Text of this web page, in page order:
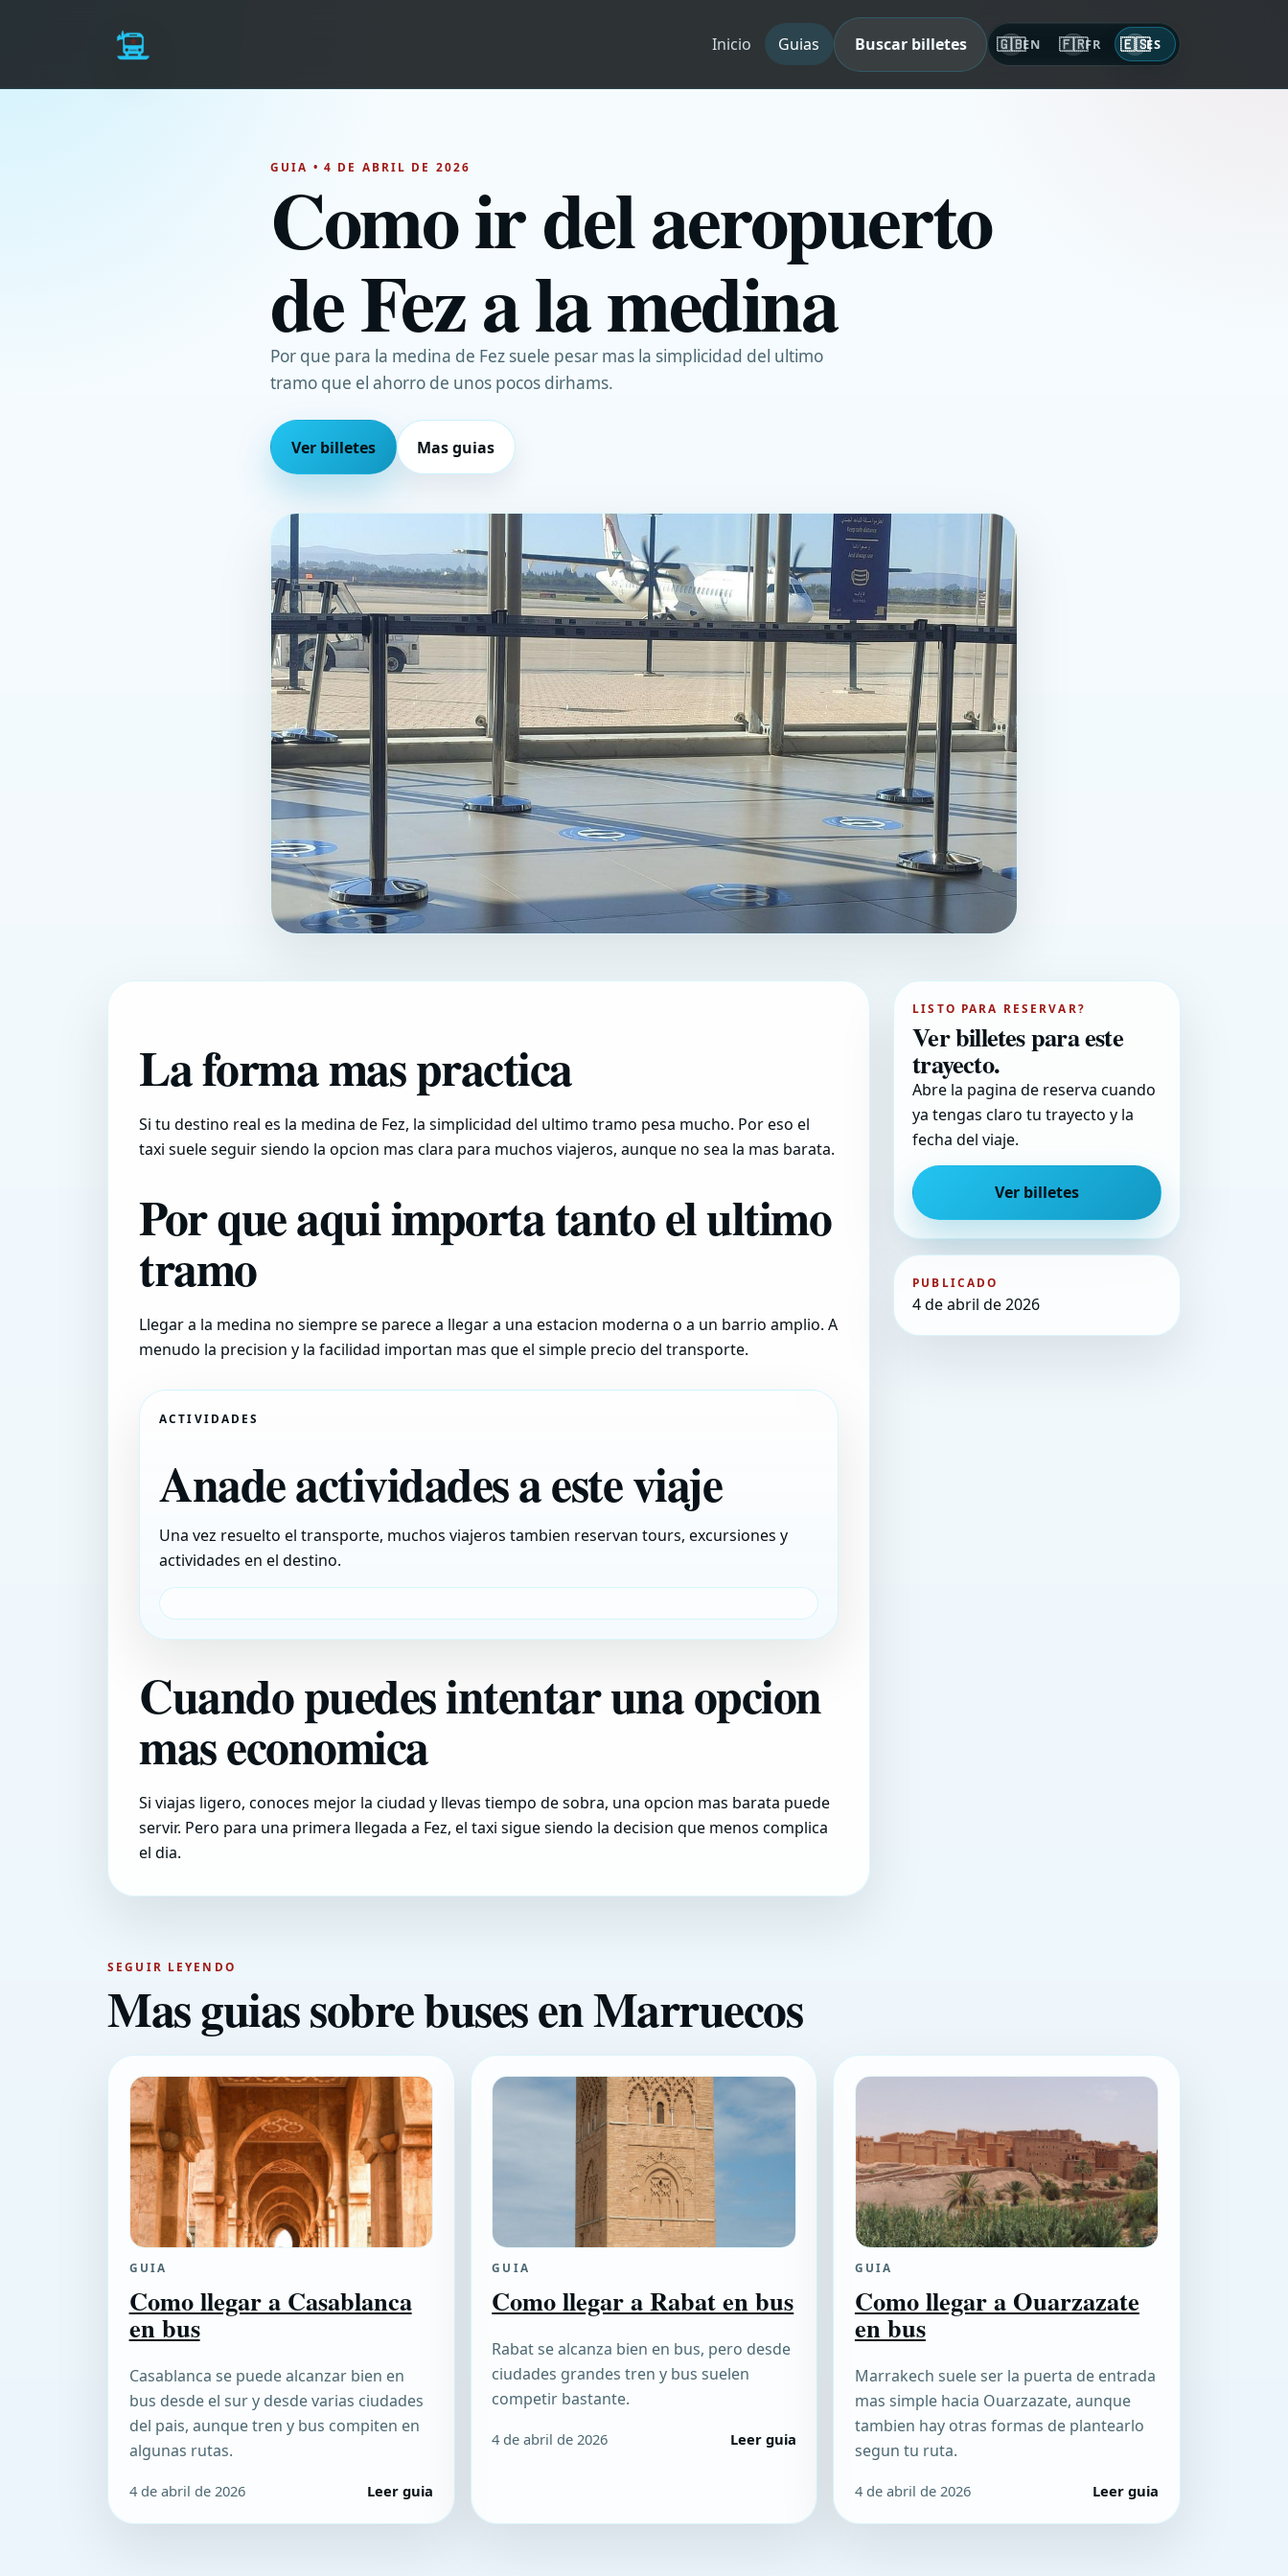
Inicio Guias Buscar billetes 🇬🇧EN 🇫🇷FR 🇪🇸ES
GUIA • 4 DE ABRIL DE 2026
Como ir del aeropuerto
de Fez a la medina
Por que para la medina de Fez suele pesar mas la simplicidad del ultimo
tramo que el ahorro de unos pocos dirhams.
Ver billetes Mas guias
La forma mas practica
Si tu destino real es la medina de Fez, la simplicidad del ultimo tramo pesa mucho. Por eso el
taxi suele seguir siendo la opcion mas clara para muchos viajeros, aunque no sea la mas barata.
Por que aqui importa tanto el ultimo
tramo
Llegar a la medina no siempre se parece a llegar a una estacion moderna o a un barrio amplio. A
menudo la precision y la facilidad importan mas que el simple precio del transporte.
ACTIVIDADES
Anade actividades a este viaje
Una vez resuelto el transporte, muchos viajeros tambien reservan tours, excursiones y
actividades en el destino.
Cuando puedes intentar una opcion
mas economica
Si viajas ligero, conoces mejor la ciudad y llevas tiempo de sobra, una opcion mas barata puede
servir. Pero para una primera llegada a Fez, el taxi sigue siendo la decision que menos complica
el dia.
LISTO PARA RESERVAR?
Ver billetes para este
trayecto.
Abre la pagina de reserva cuando
ya tengas claro tu trayecto y la
fecha del viaje.
Ver billetes
PUBLICADO
4 de abril de 2026
SEGUIR LEYENDO
Mas guias sobre buses en Marruecos
GUIA
Como llegar a Casablanca
en bus
Casablanca se puede alcanzar bien en
bus desde el sur y desde varias ciudades
del pais, aunque tren y bus compiten en
algunas rutas.
4 de abril de 2026 Leer guia
GUIA
Como llegar a Rabat en bus
Rabat se alcanza bien en bus, pero desde
ciudades grandes tren y bus suelen
competir bastante.
4 de abril de 2026 Leer guia
GUIA
Como llegar a Ouarzazate
en bus
Marrakech suele ser la puerta de entrada
mas simple hacia Ouarzazate, aunque
tambien hay otras formas de plantearlo
segun tu ruta.
4 de abril de 2026 Leer guia